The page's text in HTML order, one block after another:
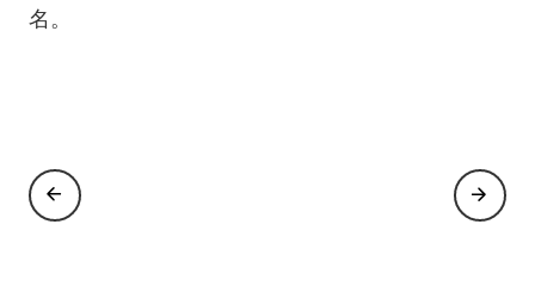
名。
nvidia G B200 Nv L72握手合影，宣誓攜手共創ai伺
三)、集團總裁曾鏘聲(左三)、共同執行長許先越